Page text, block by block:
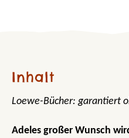
Inhalt
Loewe-Bücher: garantiert
Adeles großer Wunsch